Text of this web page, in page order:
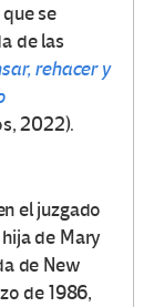
se
de las
rehacer y
2022).
el juzgado
de Mary
de New
de 1986,